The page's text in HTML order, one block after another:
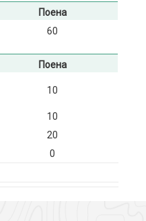
Поена
60
Поена
10
10
20
0